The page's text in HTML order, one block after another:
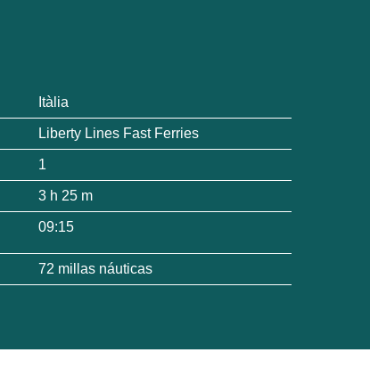
Itàlia
Liberty Lines Fast Ferries
1
3 h 25 m
09:15
72 millas náuticas